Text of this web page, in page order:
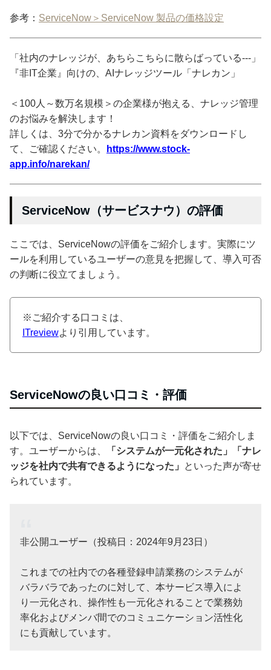
参考： ServiceNow＞ServiceNow 製品の価格設定
「社内のナレッジが、あちらこちらに散らばっている---」
『非IT企業』向けの、AIナレッジツール「ナレカン」
＜100人～数万名規模＞の企業様が抱える、ナレッジ管理
のお悩みを解決します！
詳しくは、3分で分かるナレカン資料をダウンロードし
て、ご確認ください。
https://www.stock-
app.info/narekan/
ServiceNow（サービスナウ）の評価
ここでは、ServiceNowの評価をご紹介します。実際にツ
ールを利用しているユーザーの意見を把握して、導入可否
の判断に役立てましょう。
※ご紹介する口コミは、
ITreviewより引用しています。
ServiceNowの良い口コミ・評価
以下では、ServiceNowの良い口コミ・評価をご紹介しま
す。ユーザーからは、
「システムが一元化された」「ナレ
ッジを社内で共有できるようになった」
といった声が寄せ
られています。
非公開ユーザー（投稿日：2024年9月23日）
これまでの社内での各種登録申請業務のシステムが
バラバラであったのに対して、本サービス導入によ
り一元化され、操作性も一元化されることで業務効
率化およびメンバ間でのコミュニケーション活性化
にも貢献しています。